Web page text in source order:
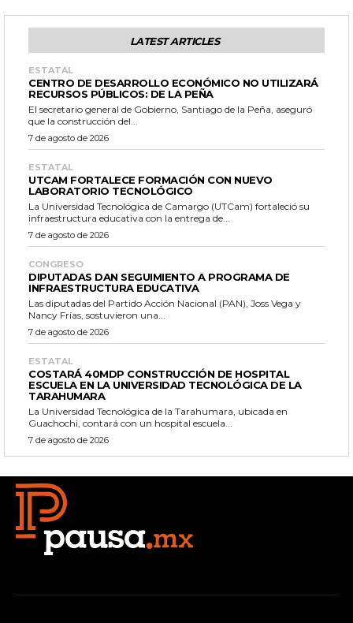
LATEST ARTICLES
ESTATAL
CENTRO DE DESARROLLO ECONÓMICO NO UTILIZARÁ
RECURSOS PÚBLICOS: DE LA PEÑA
El secretario general de Gobierno, Santiago de la Peña, aseguró
que la construcción del...
7 de agosto de 2026
ESTATAL
UTCAM FORTALECE FORMACIÓN CON NUEVO
LABORATORIO TECNOLÓGICO
La Universidad Tecnológica de Camargo (UTCam) fortaleció su
infraestructura educativa con la entrega de...
7 de agosto de 2026
CONGRESO
DIPUTADAS DAN SEGUIMIENTO A PROGRAMA DE
INFRAESTRUCTURA EDUCATIVA
Las diputadas del Partido Acción Nacional (PAN), Joss Vega y
Nancy Frías, sostuvieron una...
7 de agosto de 2026
ESTATAL
COSTARÁ 40MDP CONSTRUCCIÓN DE HOSPITAL
ESCUELA EN LA UNIVERSIDAD TECNOLÓGICA DE LA
TARAHUMARA
La Universidad Tecnológica de la Tarahumara, ubicada en
Guachochi, contará con un hospital escuela...
7 de agosto de 2026